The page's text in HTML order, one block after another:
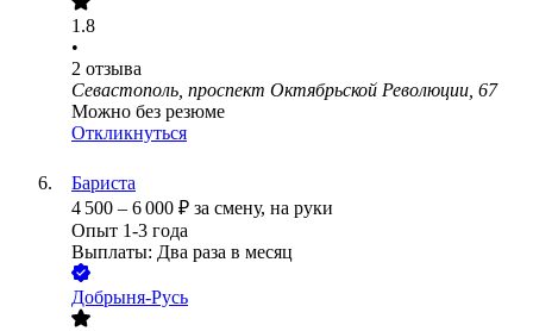
1.8
•
2 отзыва
Севастополь, проспект Октябрьской Революции, 67
Можно без резюме
Откликнуться
Бариста
4 500 – 6 000 ₽ за смену, на руки
Опыт 1-3 года
Выплаты: Два раза в месяц
Добрыня-Русь